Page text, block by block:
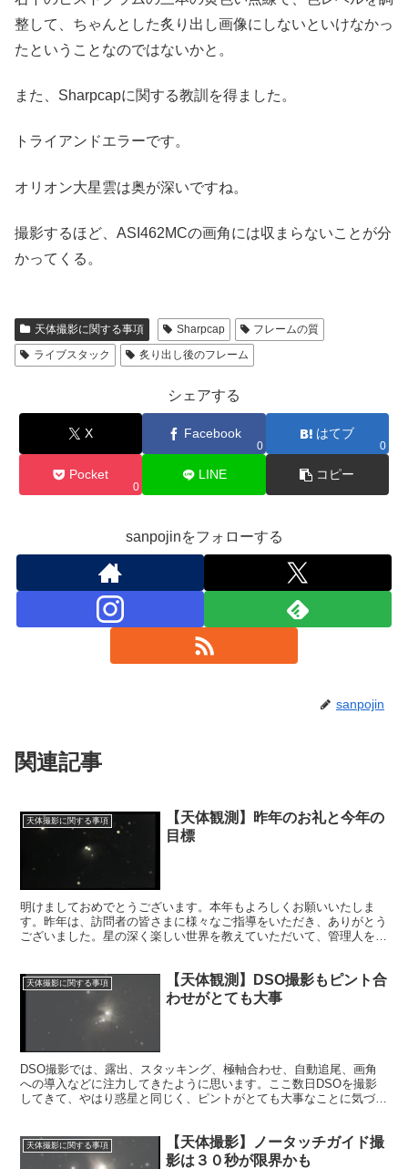
整して、ちゃんとした炙り出し画像にしないといけなかっ
たということなのではないかと。
また、Sharpcapに関する教訓を得ました。
トライアンドエラーです。
オリオン大星雲は奥が深いですね。
撮影するほど、ASI462MCの画角には収まらないことが分
かってくる。
天体撮影に関する事項 Sharpcap
フレームの質
ライブスタック
炙り出し後のフレーム
シェアする
X Facebook
0
はてブ
0
Pocket
0
LINE コピー
sanpojinをフォローする
sanpojin
関連記事
天体撮影に関する事項
【天体観測】昨年のお礼と今年の
目標
明けましておめでとうございます。本年もよろしくお願いいたしま
す。昨年は、訪問者の皆さまに様々なご指導をいただき、ありがとう
ございました。星の深く楽しい世界を教えていただいて、管理人を幸
天体撮影に関する事項
【天体観測】DSO撮影もピント合
わせがとても大事
DSO撮影では、露出、スタッキング、極軸合わせ、自動追尾、画角
への導入などに注力してきたように思います。ここ数日DSOを撮影
してきて、やはり惑星と同じく、ピントがとても大事なことに気づき
天体撮影に関する事項
【天体撮影】ノータッチガイド撮
影は３０秒が限界かも